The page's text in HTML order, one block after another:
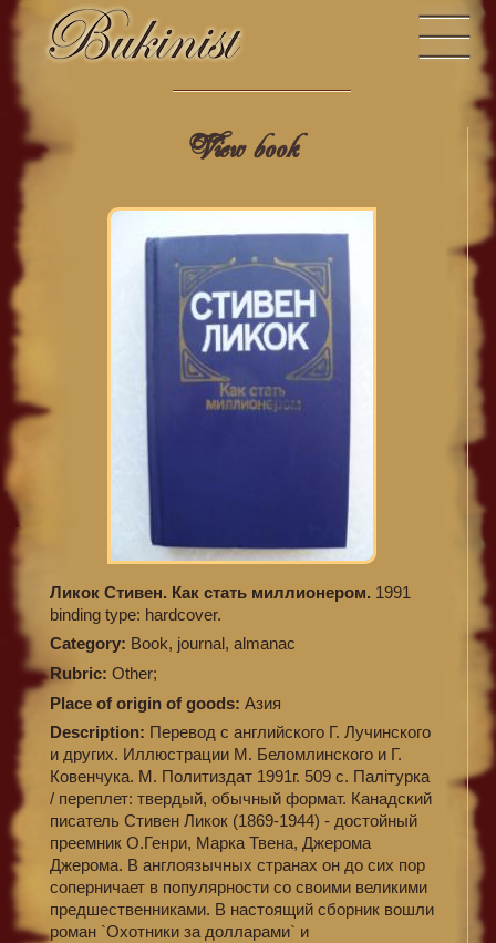
View book
Ликок Стивен. Как стать миллионером. 1991
binding type: hardcover.
Category: Book, journal, almanac
Rubric: Other;
Place of origin of goods: Азия
Description: Перевод с английского Г. Лучинского
и других. Иллюстрации М. Беломлинского и Г.
Ковенчука. М. Политиздат 1991г. 509 с. Палiтурка
/ переплет: твердый, обычный формат. Канадский
писатель Стивен Ликок (1869-1944) - достойный
преемник О.Генри, Марка Твена, Джерома
Джерома. В англоязычных странах он до сих пор
соперничает в популярности со своими великими
предшественниками. В настоящий сборник вошли
роман `Охотники за долларами` и